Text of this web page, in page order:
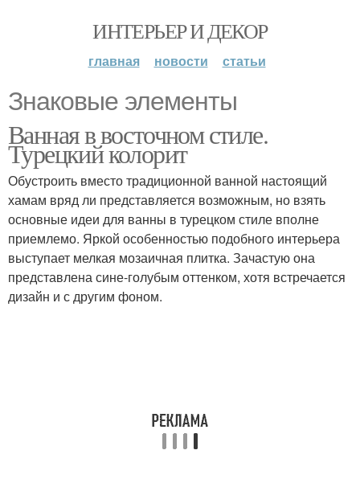
ИНТЕРЬЕР И ДЕКОР
главная новости статьи
Знаковые элементы
Ванная в восточном стиле.
Турецкий колорит
Обустроить вместо традиционной ванной настоящий
хамам вряд ли представляется возможным, но взять
основные идеи для ванны в турецком стиле вполне
приемлемо. Яркой особенностью подобного интерьера
выступает мелкая мозаичная плитка. Зачастую она
представлена сине-голубым оттенком, хотя встречается
дизайн и с другим фоном.